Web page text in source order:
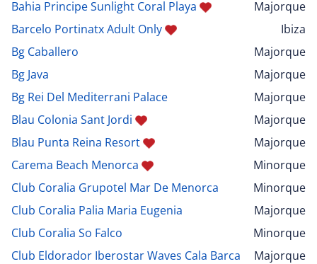
Bahia Principe Sunlight Coral Playa
Majorque
Barcelo Portinatx Adult Only
Ibiza
Bg Caballero
Majorque
Bg Java
Majorque
Bg Rei Del Mediterrani Palace
Majorque
Blau Colonia Sant Jordi
Majorque
Blau Punta Reina Resort
Majorque
Carema Beach Menorca
Minorque
Club Coralia Grupotel Mar De Menorca
Minorque
Club Coralia Palia Maria Eugenia
Majorque
Club Coralia So Falco
Minorque
Club Eldorador Iberostar Waves Cala Barca
Majorque